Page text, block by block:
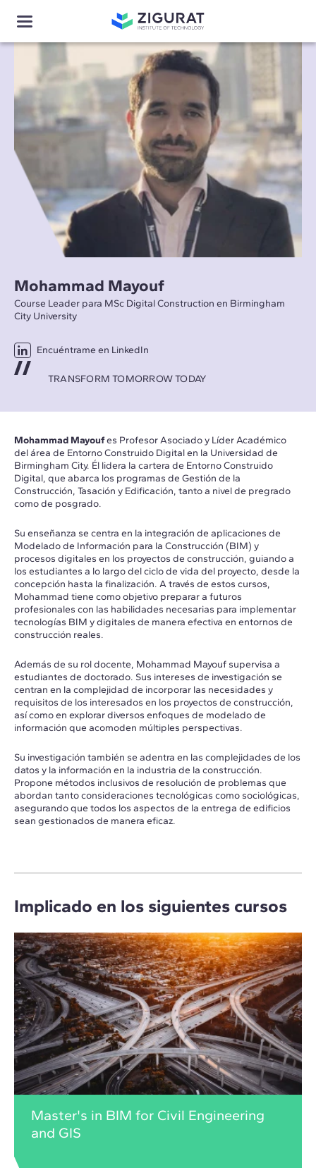
Mohammad Mayouf
Course Leader para MSc Digital Construction en Birmingham
City University
Encuéntrame en LinkedIn
TRANSFORM TOMORROW TODAY
Mohammad Mayoufes Profesor Asociado y Líder Académico
del área de Entorno Construido Digital en la Universidad de
Birmingham City. Él lidera la cartera de Entorno Construido
Digital, que abarca los programas de Gestión de la
Construcción, Tasación y Edificación, tanto a nivel de pregrado
como de posgrado.
Su enseñanza se centra en la integración de aplicaciones de
Modelado de Información para la Construcción (BIM) y
procesos digitales en los proyectos de construcción, guiando a
los estudiantes a lo largo del ciclo de vida del proyecto, desde la
concepción hasta la finalización. A través de estos cursos,
Mohammad tiene como objetivo preparar a futuros
profesionales con las habilidades necesarias para implementar
tecnologías BIM y digitales de manera efectiva en entornos de
construcción reales.
Además de su rol docente, Mohammad Mayouf supervisa a
estudiantes de doctorado. Sus intereses de investigación se
centran en la complejidad de incorporar las necesidades y
requisitos de los interesados en los proyectos de construcción,
así como en explorar diversos enfoques de modelado de
información que acomoden múltiples perspectivas.
Su investigación también se adentra en las complejidades de los
datos y la información en la industria de la construcción.
Propone métodos inclusivos de resolución de problemas que
abordan tanto consideraciones tecnológicas como sociológicas,
asegurando que todos los aspectos de la entrega de edificios
sean gestionados de manera eficaz.
Implicado en los siguientes cursos
Master's in BIM for Civil Engineering
and GIS